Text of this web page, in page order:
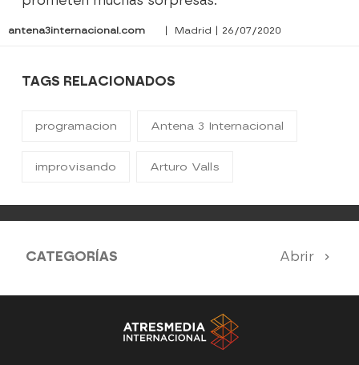
antena3internacional.com | Madrid | 26/07/2020
TAGS RELACIONADOS
programacion Antena 3 Internacional
improvisando Arturo Valls
CATEGORÍAS Abrir
Antena 3 Noticias El Hormiguero
Tu cara me suena Pasapalabra